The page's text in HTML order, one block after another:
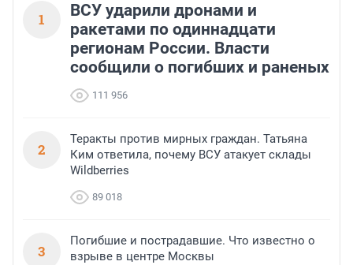
1
ВСУ ударили дронами и
ракетами по одиннадцати
регионам России. Власти
сообщили о погибших и раненых
111 956
2
Теракты против мирных граждан. Татьяна
Ким ответила, почему ВСУ атакует склады
Wildberries
89 018
3
Погибшие и пострадавшие. Что известно о
взрыве в центре Москвы